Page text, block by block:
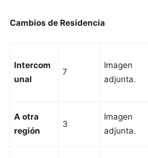
Cambios de Residencia
Intercom
unal
7
Imagen
adjunta.
A otra
región
3
Imagen
adjunta.